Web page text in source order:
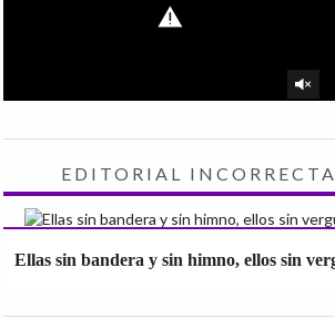
EDITORIAL INCORRECTA
Ellas sin bandera y sin himno, ellos sin